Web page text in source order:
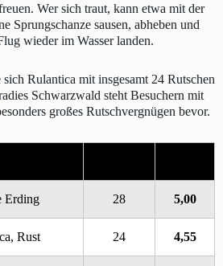
Wer sich traut, kann etwa mit der
Sprungschanze sausen, abheben und
wieder im Wasser landen.
Rulantica mit insgesamt 24 Rutschen
Schwarzwald steht Besuchern mit
großes Rutschvergnügen bevor.
Erding 28 5,00
Rust 24 4,55